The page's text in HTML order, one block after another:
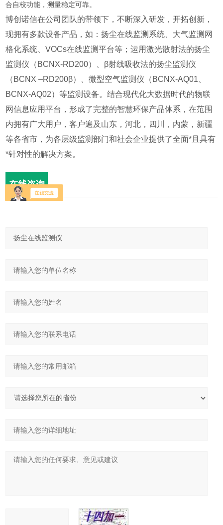
合自校功能，测量稳定可靠。
博创诺信在公司团队的带领下，不断深入研发，开拓创新，
现拥有多款设备产品，如：扬尘在线监测系统、大气监测网
格化系统、VOCs在线监测平台等；运用激光散射法的扬尘
监测仪（BCNX-RD200）、β射线吸收法的扬尘监测仪
（BCNX –RD200β）、微型空气监测仪（BCNX-AQ01、
BCNX-AQ02）等监测设备。结合现代化大数据时代的物联
网信息应用平台，形成了完整的智慧环保产品体系，在范围
内拥有广大用户，客户遍及山东，河北，四川，内蒙，新疆
等各省市，为各层级监测部门和社会企业提供了全面*且具有
*针对性的解决方案。
在线咨询